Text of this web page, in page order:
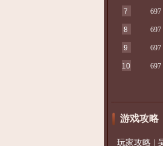
7 697
8 697
9 697
10 697
游戏攻略